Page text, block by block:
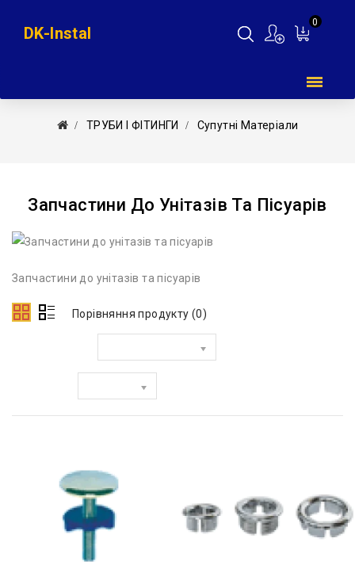
0
DK-Instal
ТРУБИ І ФІТИНГИ Супутні Матеріали
Запчастини До Унітазів Та Пісуарів
Запчастини до унітазів та пісуарів
Порівняння продукту (0)